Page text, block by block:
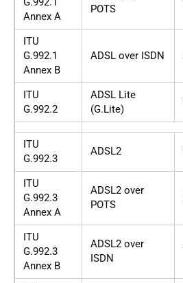
Annex A
POTS
ITU
G.992.1
Annex B
ADSL over ISDN
ITU
G.992.2
ADSL Lite
(G.Lite)
ITU
G.992.3
ADSL2
ITU
G.992.3
Annex A
ADSL2 over
POTS
ITU
G.992.3
Annex B
ADSL2 over
ISDN